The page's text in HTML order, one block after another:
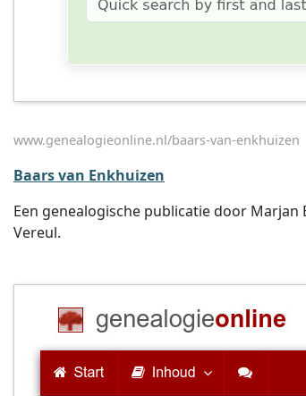
www.genealogieonline.nl/baars-van-enkhuizen
Baars van Enkhuizen
Een genealogische publicatie door Marjan
Vereul.